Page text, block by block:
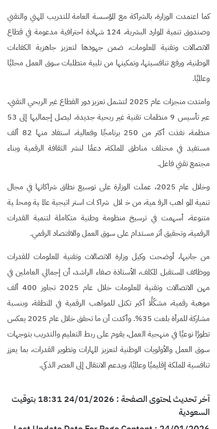
كما اعتمدت الوزارة، بالشراكة مع المؤسسة العامة للتدريب المهني والتقني
وصندوق تنمية الموارد البشرية، 124 شهادة احترافية مدعومة في قطاع
الاتصالات وتقنية المعلومات، ضمن جهودها لتعزيز جاهزية الكفاءات
الوطنية، ورفع تنافسيتها، وتمكينها من تلبية متطلبات سوق العمل محليًا
وعالميًا.
وامتدت منجزات عام 2025 لتشمل تعزيز دور القطاع غير الربحي التقني،
عبر تأسيس 9 منظمات تقنية غير ربحية جديدة، ليصل إجماليها إلى 53
منظمة، نفذت أكثر من 250 برنامجًا وفعالية، استفاد منها 82 ألف
مستفيد في مختلف مناطق المملكة، دعمًا لنشر الثقافة الرقمية وبناء
مجتمع تقني فاعل.
وخلال عام 2025، عملت الوزارة على توسيع نطاق شراكاتها في مجال
تنمية المواهب الرقمية، من خلال شراكات استراتيجية عالمية ومحلية
متنوعة، أسهمت في ترسيخ منظومة وطنية متكاملة لتنمية القدرات
الرقمية، وتحقيق أثر مستدام على سوق العمل والاقتصاد الرقمي.
من جانبها، أوضحت وكيل وزارة الاتصالات وتقنية المعلومات للقدرات
ووظائف المستقبل المكلف، الأستاذة صفاء الراشد، أن إجمالي العاملين في
مهن الاتصالات وتقنية المعلومات خلال عام 2025 تجاوز 400 ألف
موهبة رقمية، مشكّلًا أكبر تكتل للمواهب الرقمية في المنطقة، وبنسبة
مشاركة للمرأة بلغت 35%. وأكدت أن ما تحقق خلال عام 2025 يعكس
تطورًا نوعيًا في منهجية العمل، يقوم على ربط التعليم والتدريب بتوجهات
سوق العمل والأولويات الوطنية لتعزيز المهارات وتطوير القدرات، بما يعزز
تنافسية المملكة إقليميًا وعالميًا، ويدعم الانتقال إلى العصر الذكي.
آخر تحديث لمحتوى الصفحة : 24/01/2026 18:31 بتوقيت
السعودية